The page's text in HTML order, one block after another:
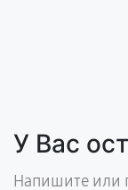
У Вас
Напишите или